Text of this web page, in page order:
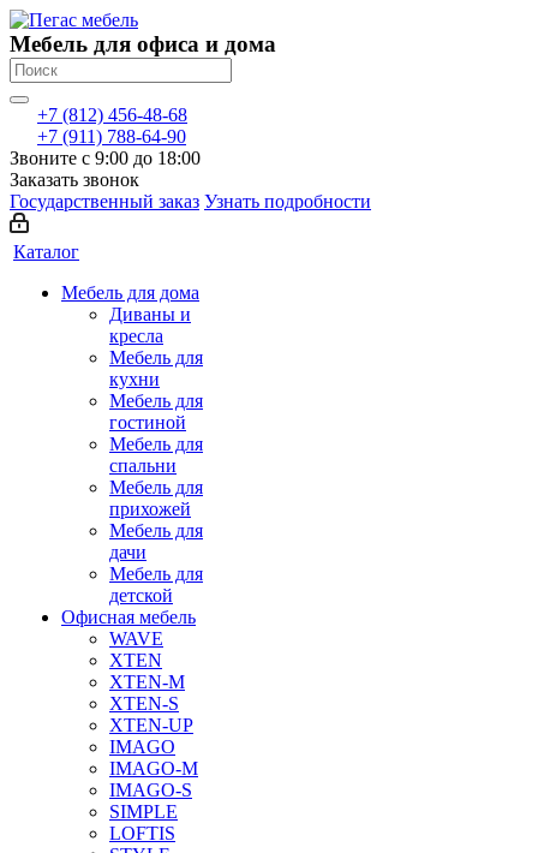
Мебель для офиса и дома
+7 (812) 456-48-68
+7 (911) 788-64-90
Звоните с 9:00 до 18:00
Заказать звонок
Государственный заказ Узнать подробности
Каталог
Мебель для дома
Диваны и
кресла
Мебель для
кухни
Мебель для
гостиной
Мебель для
спальни
Мебель для
прихожей
Мебель для
дачи
Мебель для
детской
Офисная мебель
WAVE
XTEN
XTEN-M
XTEN-S
XTEN-UP
IMAGO
IMAGO-M
IMAGO-S
SIMPLE
LOFTIS